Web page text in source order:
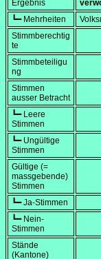
Ergebnis
┗━ Mehrheiten
Stimmberechtig
te
Stimmbeteiligu
ng
Stimmen
ausser Betracht
┗━ Leere
Stimmen
┗━ Ungültige
Stimmen
Gültige (=
massgebende)
Stimmen
┗━ Ja-Stimmen
┗━ Nein-
Stimmen
Stände
(Kantone)